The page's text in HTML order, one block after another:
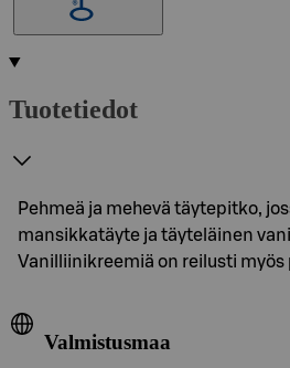
Tuotetiedot
Pehmeä ja mehevä täytepitko,
mansikkatäyte ja täyteläinen
Vanilliinikreemiä on reilusti myös
Valmistusmaa